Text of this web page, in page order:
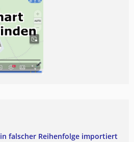
falscher Reihenfolge importiert